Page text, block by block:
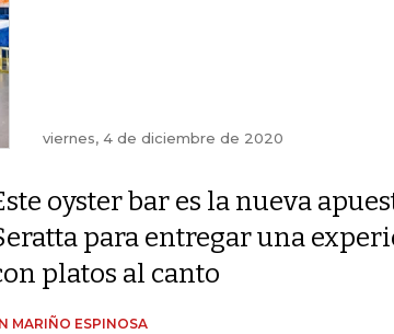
viernes, 4 de diciembre de 2020
oyster bar es la nueva
para entregar una
platos al canto
MARIÑO ESPINOSA